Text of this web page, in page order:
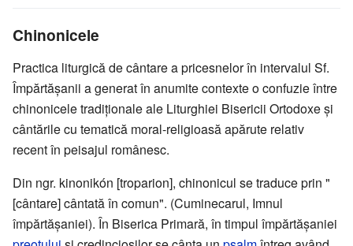
Chinonicele
Practica liturgică de cântare a pricesnelor în intervalul Sf.
Împărtăşanii a generat în anumite contexte o confuzie între
chinonicele tradiţionale ale Liturghiei Bisericii Ortodoxe şi
cântările cu tematică moral-religioasă apărute relativ
recent în peisajul românesc.
Din ngr. kinonikón [troparion], chinonicul se traduce prin "
[cântare] cântată în comun". (Cuminecarul, Imnul
împărtăşaniei). În Biserica Primară, în timpul împărtăşaniei